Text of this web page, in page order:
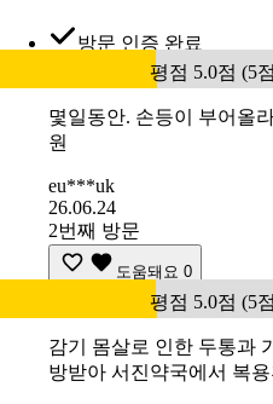
방문 인증 완료
평점 5.0점 (5
몇일동안. 손등이 부어올
원
eu***uk
26.06.24
2번째 방문
도움돼요 0
평점 5.0점 (5
감기 몸살로 인한 두통과
방받아 서진약국에서 복